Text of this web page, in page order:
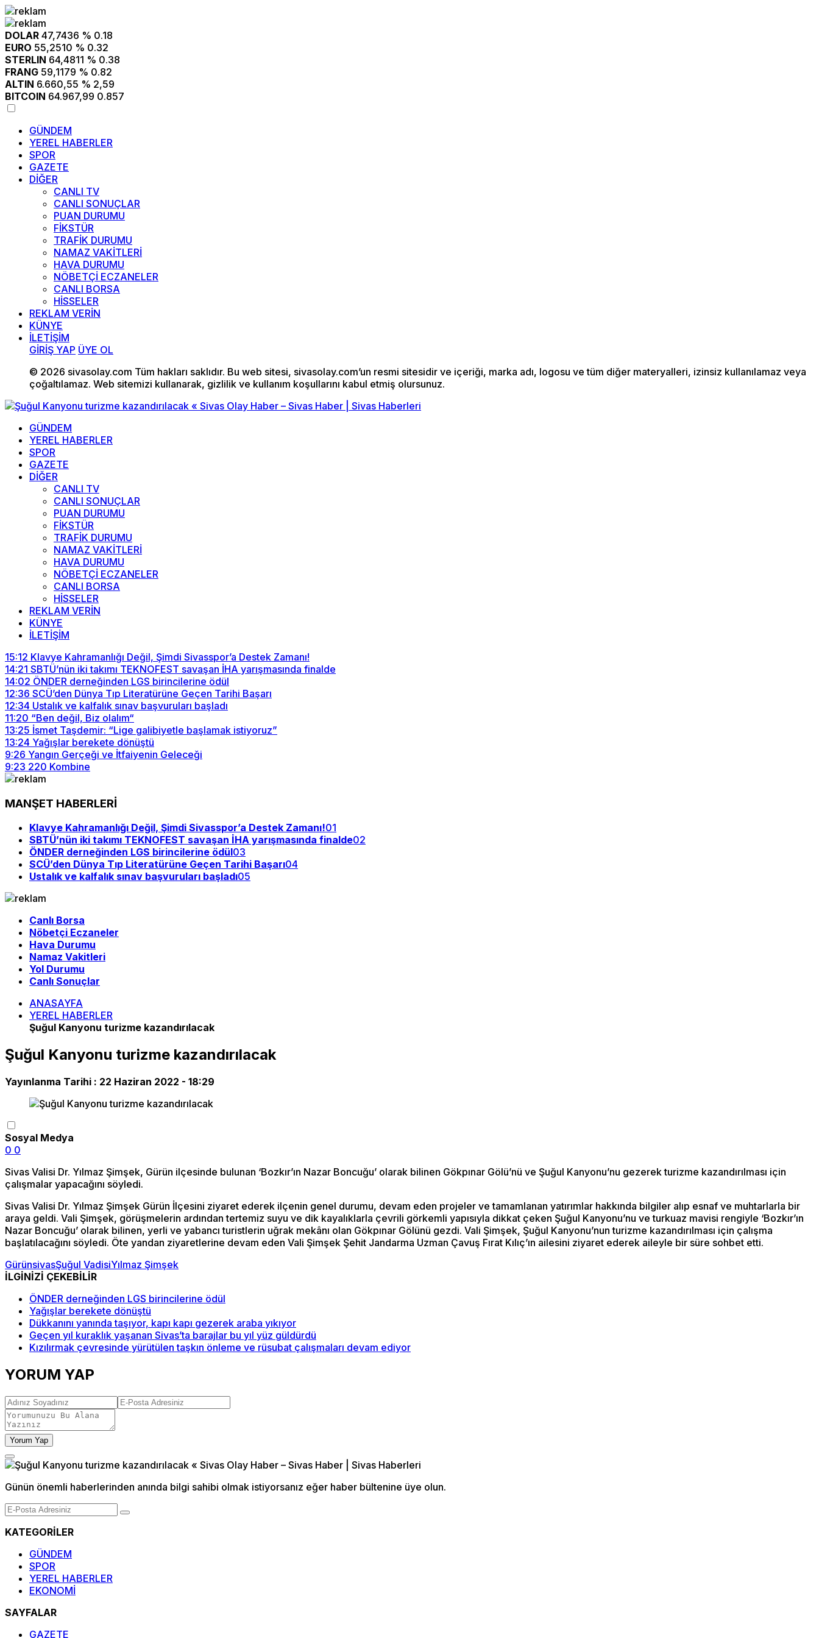
DOLAR 47,7436 % 0.18
EURO 55,2510 % 0.32
STERLIN 64,4811 % 0.38
FRANG 59,1179 % 0.82
ALTIN 6.660,55 % 2,59
BITCOIN 64.967,99 0.857
GÜNDEM
YEREL HABERLER
SPOR
GAZETE
DİĞER
CANLI TV
CANLI SONUÇLAR
PUAN DURUMU
FİKSTÜR
TRAFİK DURUMU
NAMAZ VAKİTLERİ
HAVA DURUMU
NÖBETÇİ ECZANELER
CANLI BORSA
HİSSELER
REKLAM VERİN
KÜNYE
İLETİŞİM
GİRİŞ YAP ÜYE OL
© 2026 sivasolay.com Tüm hakları saklıdır. Bu web sitesi, sivasolay.com’un resmi sitesidir ve içeriği, marka adı, logosu ve tüm diğer materyalleri, izinsiz kullanılamaz veya
çoğaltılamaz. Web sitemizi kullanarak, gizlilik ve kullanım koşullarını kabul etmiş olursunuz.
GÜNDEM
YEREL HABERLER
SPOR
GAZETE
DİĞER
CANLI TV
CANLI SONUÇLAR
PUAN DURUMU
FİKSTÜR
TRAFİK DURUMU
NAMAZ VAKİTLERİ
HAVA DURUMU
NÖBETÇİ ECZANELER
CANLI BORSA
HİSSELER
REKLAM VERİN
KÜNYE
İLETİŞİM
15:12 Klavye Kahramanlığı Değil, Şimdi Sivasspor’a Destek Zamanı!
14:21 SBTÜ’nün iki takımı TEKNOFEST savaşan İHA yarışmasında finalde
14:02 ÖNDER derneğinden LGS birincilerine ödül
12:36 SCÜ’den Dünya Tıp Literatürüne Geçen Tarihi Başarı
12:34 Ustalık ve kalfalık sınav başvuruları başladı
11:20 “Ben değil, Biz olalım“
13:25 İsmet Taşdemir: “Lige galibiyetle başlamak istiyoruz”
13:24 Yağışlar berekete dönüştü
9:26 Yangın Gerçeği ve İtfaiyenin Geleceği
9:23 220 Kombine
MANŞET HABERLERİ
Klavye Kahramanlığı Değil, Şimdi Sivasspor’a Destek Zamanı!01
SBTÜ’nün iki takımı TEKNOFEST savaşan İHA yarışmasında finalde02
ÖNDER derneğinden LGS birincilerine ödül03
SCÜ’den Dünya Tıp Literatürüne Geçen Tarihi Başarı04
Ustalık ve kalfalık sınav başvuruları başladı05
Canlı Borsa
Nöbetçi Eczaneler
Hava Durumu
Namaz Vakitleri
Yol Durumu
Canlı Sonuçlar
ANASAYFA
YEREL HABERLER
Şuğul Kanyonu turizme kazandırılacak
Şuğul Kanyonu turizme kazandırılacak
Yayınlanma Tarihi : 22 Haziran 2022 - 18:29
Sosyal Medya
0 0
Sivas Valisi Dr. Yılmaz Şimşek, Gürün ilçesinde bulunan ‘Bozkır’ın Nazar Boncuğu’ olarak bilinen Gökpınar Gölü’nü ve Şuğul Kanyonu’nu gezerek turizme kazandırılması için
çalışmalar yapacağını söyledi.
Sivas Valisi Dr. Yılmaz Şimşek Gürün İlçesini ziyaret ederek ilçenin genel durumu, devam eden projeler ve tamamlanan yatırımlar hakkında bilgiler alıp esnaf ve muhtarlarla bir
araya geldi. Vali Şimşek, görüşmelerin ardından tertemiz suyu ve dik kayalıklarla çevrili görkemli yapısıyla dikkat çeken Şuğul Kanyonu’nu ve turkuaz mavisi rengiyle ‘Bozkır’ın
Nazar Boncuğu’ olarak bilinen, yerli ve yabancı turistlerin uğrak mekânı olan Gökpınar Gölünü gezdi. Vali Şimşek, Şuğul Kanyonu’nun turizme kazandırılması için çalışma
başlatılacağını söyledi. Öte yandan ziyaretlerine devam eden Vali Şimşek Şehit Jandarma Uzman Çavuş Fırat Kılıç’ın ailesini ziyaret ederek aileyle bir süre sohbet etti.
GürünsivasŞuğul VadisiYılmaz Şimşek
İLGİNİZİ ÇEKEBİLİR
ÖNDER derneğinden LGS birincilerine ödül
Yağışlar berekete dönüştü
Dükkanını yanında taşıyor, kapı kapı gezerek araba yıkıyor
Geçen yıl kuraklık yaşanan Sivas’ta barajlar bu yıl yüz güldürdü
Kızılırmak çevresinde yürütülen taşkın önleme ve rüsubat çalışmaları devam ediyor
YORUM YAP
Yorum Yap
Günün önemli haberlerinden anında bilgi sahibi olmak istiyorsanız eğer haber bültenine üye olun.
KATEGORİLER
GÜNDEM
SPOR
YEREL HABERLER
EKONOMİ
SAYFALAR
GAZETE